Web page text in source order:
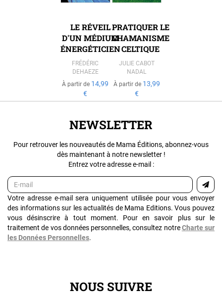
LE RÉVEIL
D'UN MÉDIUM
ÉNERGÉTICIEN
FRÉDÉRIC
DEHAEZE
À partir de 14,99
€
PRATIQUER LE
CHAMANISME
CELTIQUE
JULIE CABOT
NADAL
À partir de 13,99
€
NEWSLETTER
Pour retrouver les nouveautés de Mama Éditions, abonnez-vous
dès maintenant à notre newsletter !
Entrez votre adresse e-mail :
Votre adresse e-mail sera uniquement utilisée pour vous envoyer
des informations sur les actualités de Mama Editions. Vous pouvez
vous désinscrire à tout moment. Pour en savoir plus sur le
traitement de vos données personnelles, consultez notre Charte sur
les Données Personnelles.
NOUS SUIVRE